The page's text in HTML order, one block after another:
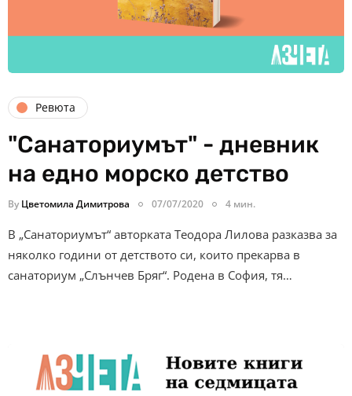
Ревюта
"Санаториумът" - дневник
на едно морско детство
By Цветомила Димитрова 07/07/2020 4 мин.
В „Санаториумът“ авторката Теодора Лилова разказва за
няколко години от детството си, които прекарва в
санаториум „Слънчев Бряг“. Родена в София, тя…